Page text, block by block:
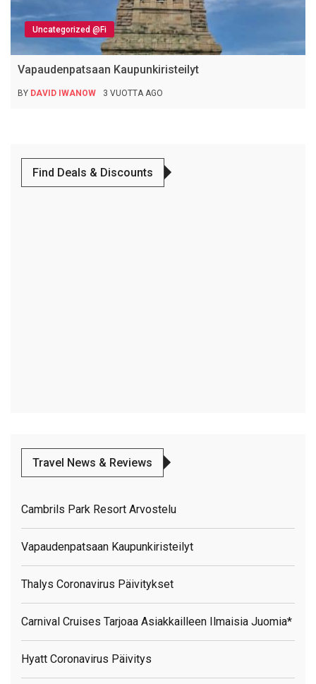
Uncategorized @fi
Vapaudenpatsaan Kaupunkiristeilyt
BY DAVID IWANOW 3 VUOTTA AGO
Find Deals & Discounts
Travel News & Reviews
Cambrils Park Resort Arvostelu
Vapaudenpatsaan Kaupunkiristeilyt
Thalys Coronavirus Päivitykset
Carnival Cruises Tarjoaa Asiakkailleen Ilmaisia Juomia*
Hyatt Coronavirus Päivitys